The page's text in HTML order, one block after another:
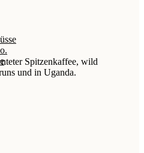
Spitzenkaffee, wild
und in Uganda.